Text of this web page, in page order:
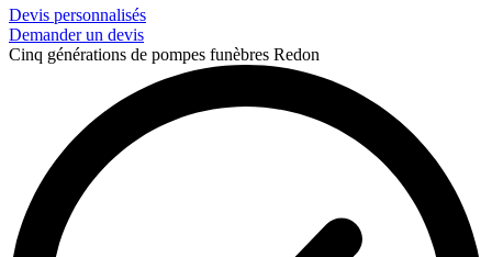
Devis personnalisés
Demander un devis
Cinq générations de pompes funèbres Redon